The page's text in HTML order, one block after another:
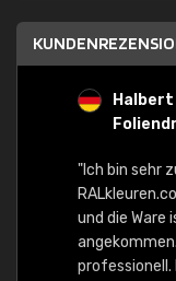
Halbert
"Ich bin sehr
und die Ware
professionell.